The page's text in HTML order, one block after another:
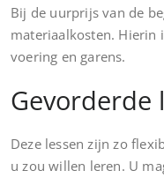
Bij de uurprijs van de
materiaalkosten. Hierin
voering en garens.
Gevorderde
Deze lessen zijn zo
u zou willen leren. U